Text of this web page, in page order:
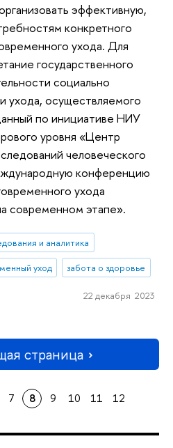
эффективную,
конкретного
ухода. Для
государственного
социально
ухода, осуществляемого
по инициативе НИУ
уровня «Центр
человеческого
конференцию
ухода
современном этапе».
и аналитика
уход забота о здоровье
22 декабря 2023
страница
7 8 9 10 11 12